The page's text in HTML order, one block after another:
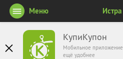
КупиКупон
Мобильное приложение
ещё удобнее
Меню Истра